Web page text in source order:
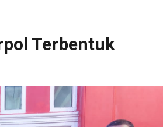
Terbentuk